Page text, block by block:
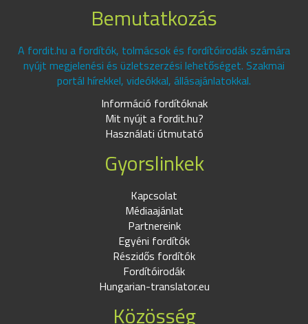
Bemutatkozás
A fordit.hu a fordítók, tolmácsok és fordítóirodák számára
nyújt megjelenési és üzletszerzési lehetőséget. Szakmai
portál hírekkel, videókkal, állásajánlatokkal.
Információ fordítóknak
Mit nyújt a fordit.hu?
Használati útmutató
Gyorslinkek
Kapcsolat
Médiaajánlat
Partnereink
Egyéni fordítók
Részidős fordítók
Fordítóirodák
Hungarian-translator.eu
Közösség